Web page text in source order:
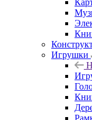
Игрушки